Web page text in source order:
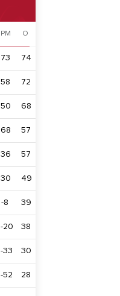
РМ О
73 74
58 72
50 68
68 57
36 57
30 49
-8 39
-20 38
-33 30
-52 28